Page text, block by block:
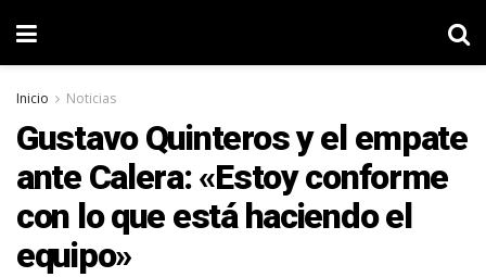
Inicio Noticias
Gustavo Quinteros y el empate
ante Calera: «Estoy conforme
con lo que está haciendo el
equipo»